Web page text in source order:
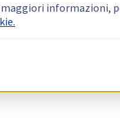
maggiori informazioni,